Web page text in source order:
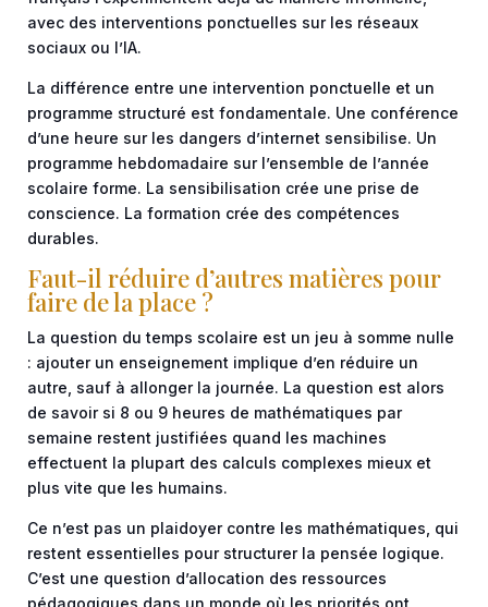
avec des interventions ponctuelles sur les réseaux
sociaux ou l’IA.
La différence entre une intervention ponctuelle et un
programme structuré est fondamentale. Une conférence
d’une heure sur les dangers d’internet sensibilise. Un
programme hebdomadaire sur l’ensemble de l’année
scolaire forme. La sensibilisation crée une prise de
conscience. La formation crée des compétences
durables.
Faut-il réduire d’autres matières pour
faire de la place ?
La question du temps scolaire est un jeu à somme nulle
: ajouter un enseignement implique d’en réduire un
autre, sauf à allonger la journée. La question est alors
de savoir si 8 ou 9 heures de mathématiques par
semaine restent justifiées quand les machines
effectuent la plupart des calculs complexes mieux et
plus vite que les humains.
Ce n’est pas un plaidoyer contre les mathématiques, qui
restent essentielles pour structurer la pensée logique.
C’est une question d’allocation des ressources